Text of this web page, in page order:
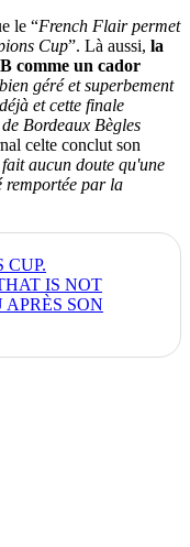
le “French Flair permet
Cup”. Là aussi, la
comme un cador
géré et superbement
et cette finale
Bordeaux Bègles
celte conclut son
aucun doute qu'une
remportée par la
CUP.
IS NOT
SON